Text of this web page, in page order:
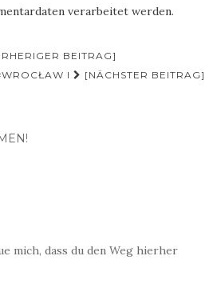
verarbeitet werden.
BEITRAG]
I
[NÄCHSTER BEITRAG]
mich, dass du den Weg hierher